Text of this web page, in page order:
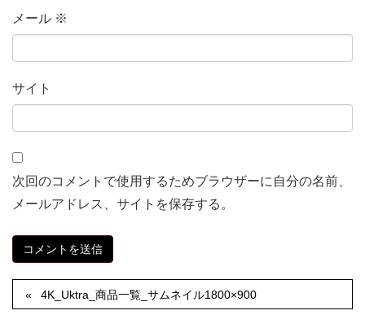
メール ※
サイト
次回のコメントで使用するためブラウザーに自分の名前、
メールアドレス、サイトを保存する。
4K_Uktra_商品一覧_サムネイル1800×900